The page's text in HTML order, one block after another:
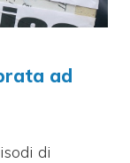
ad
di